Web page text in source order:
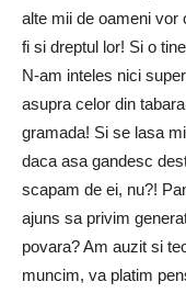
alte mii de oameni vor
fi si dreptul lor! Si o
N-am inteles nici
asupra celor din
gramada! Si se lasa
daca asa gandesc
scapam de ei, nu?!
ajuns sa privim
povara? Am auzit si
muncim, va platim